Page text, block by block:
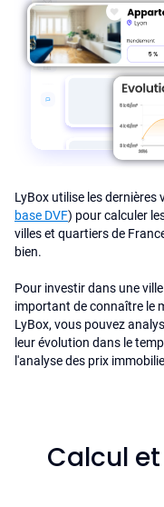
LyBox utilise les
base DVF) pour calculer
villes et quartiers de
bien.
Pour investir dans une
important de connaître le
LyBox, vous pouvez
leur évolution dans le
l'analyse des prix
Calcul